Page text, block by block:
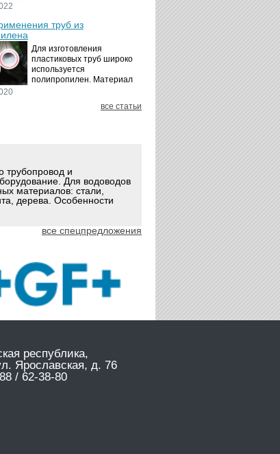
аморфный, с хорошей
высокой прозрачностью
материал идеально
подходит для...
труб из
Для изготовления
пластиковых труб широко
используется
полипропилен. Материал
невосприимчив к коррозии,
все статьи
трубопровод и
Для водоводов
материалов: стали,
дерева. Особенности
все спецпредложения
республика,
Ярославская, д. 76
/ 62-38-80